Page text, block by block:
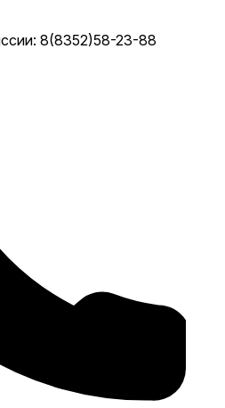
8(8352)58-23-88